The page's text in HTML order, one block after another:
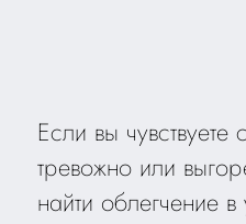
Если вы
тревожно или
найти облегчение